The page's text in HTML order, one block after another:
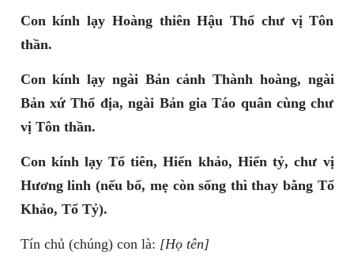
Con kính lạy Hoàng thiên Hậu Thổ chư vị Tôn
thần.
Con kính lạy ngài Bản cảnh Thành hoàng, ngài
Bản xứ Thổ địa, ngài Bản gia Táo quân cùng chư
vị Tôn thần.
Con kính lạy Tổ tiên, Hiển khảo, Hiển tỷ, chư vị
Hương linh (nếu bố, mẹ còn sống thì thay bằng Tổ
Khảo, Tổ Tỷ).
Tín chủ (chúng) con là: [Họ tên]